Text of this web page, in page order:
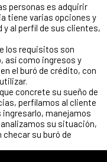
personas es adquirir
tiene varias opciones y
y al perfil de sus clientes,
los requisitos son
así como ingresos y
el buró de crédito, con
concrete su sueño de
perfilamos al cliente
ingresarlo, manejamos
su situación,
checar su buró de